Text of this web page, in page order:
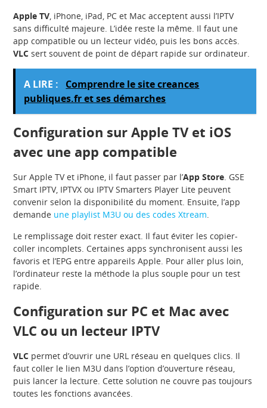
Apple TV , iPhone, iPad, PC et Mac acceptent aussi l’IPTV
sans difficulté majeure. L’idée reste la même. Il faut une
app compatible ou un lecteur vidéo, puis les bons accès.
VLC sert souvent de point de départ rapide sur ordinateur.
A LIRE :
Comprendre le site creances
publiques.fr et ses démarches
Configuration sur Apple TV et iOS
avec une app compatible
Sur Apple TV et iPhone, il faut passer par l’App Store . GSE
Smart IPTV, IPTVX ou IPTV Smarters Player Lite peuvent
convenir selon la disponibilité du moment. Ensuite, l’app
demande une playlist M3U ou des codes Xtream
Le remplissage doit rester exact. Il faut éviter les copier-
coller incomplets. Certaines apps synchronisent aussi les
favoris et l’EPG entre appareils Apple. Pour aller plus loin,
l’ordinateur reste la méthode la plus souple pour un test
rapide.
Configuration sur PC et Mac avec
VLC ou un lecteur IPTV
VLC permet d’ouvrir une URL réseau en quelques clics. Il
faut coller le lien M3U dans l’option d’ouverture réseau,
puis lancer la lecture. Cette solution ne couvre pas toujours
toutes les fonctions avancées.